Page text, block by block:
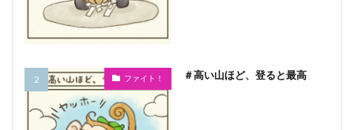
ファイト！ ＃高い山ほど、登ると最高